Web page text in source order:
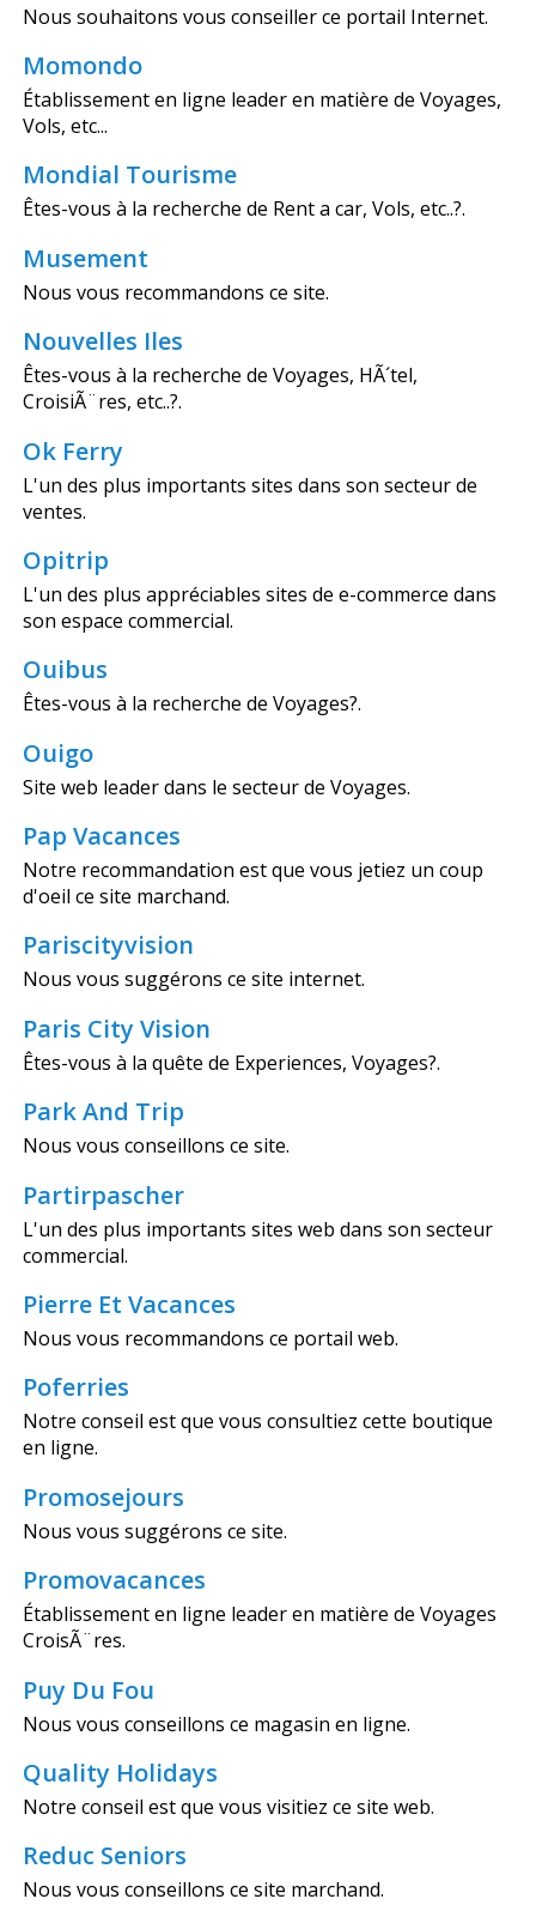
Nous souhaitons vous conseiller ce portail Internet.
Momondo
Établissement en ligne leader en matière de Voyages,
Vols, etc...
Mondial Tourisme
Êtes-vous à la recherche de Rent a car, Vols, etc..?.
Musement
Nous vous recommandons ce site.
Nouvelles Iles
Êtes-vous à la recherche de Voyages, HÃ´tel,
CroisiÃ¨res, etc..?.
Ok Ferry
L'un des plus importants sites dans son secteur de
ventes.
Opitrip
L'un des plus appréciables sites de e-commerce dans
son espace commercial.
Ouibus
Êtes-vous à la recherche de Voyages?.
Ouigo
Site web leader dans le secteur de Voyages.
Pap Vacances
Notre recommandation est que vous jetiez un coup
d'oeil ce site marchand.
Pariscityvision
Nous vous suggérons ce site internet.
Paris City Vision
Êtes-vous à la quête de Experiences, Voyages?.
Park And Trip
Nous vous conseillons ce site.
Partirpascher
L'un des plus importants sites web dans son secteur
commercial.
Pierre Et Vacances
Nous vous recommandons ce portail web.
Poferries
Notre conseil est que vous consultiez cette boutique
en ligne.
Promosejours
Nous vous suggérons ce site.
Promovacances
Établissement en ligne leader en matière de Voyages
CroisÃ¨res.
Puy Du Fou
Nous vous conseillons ce magasin en ligne.
Quality Holidays
Notre conseil est que vous visitiez ce site web.
Reduc Seniors
Nous vous conseillons ce site marchand.